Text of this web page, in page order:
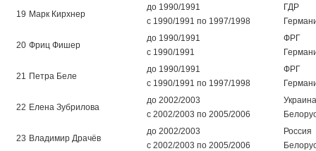
19 Марк Кирхнер
до 1990/1991
ГДР
с 1990/1991 по 1997/1998
20 Фриц Фишер
до 1990/1991
ФРГ
с 1990/1991
21 Петра Беле
до 1990/1991
ФРГ
с 1990/1991 по 1997/1998
22 Елена Зубрилова
до 2002/2003
Украина
с 2002/2003 по 2005/2006
23 Владимир Драчёв
до 2002/2003
Россия
с 2002/2003 по 2005/2006